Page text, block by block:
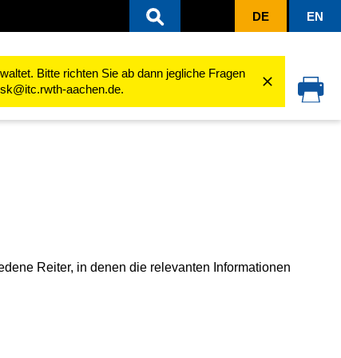
DE EN
Bitte richten Sie ab dann jegliche Fragen
aachen.de.
Aktivitäten nutzen Anwesenheit
Reiter, in denen die relevanten Informationen